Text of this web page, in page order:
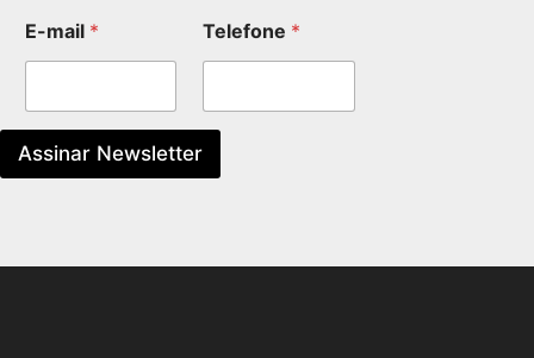
E-mail * Telefone *
Assinar Newsletter